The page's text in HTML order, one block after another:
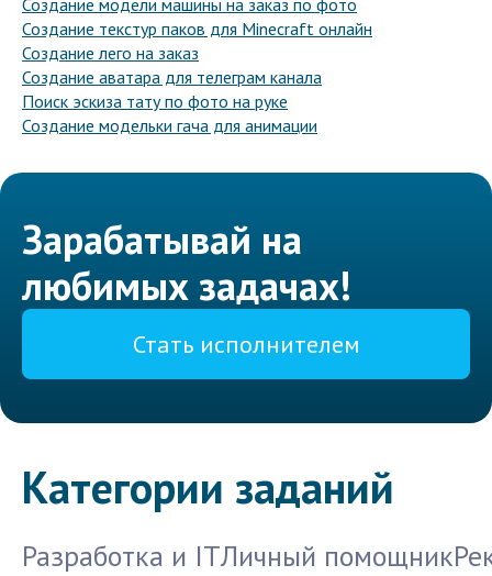
Создание модели машины на заказ по фото
Создание текстур паков для Minecraft онлайн
Создание лего на заказ
Создание аватара для телеграм канала
Поиск эскиза тату по фото на руке
Создание модельки гача для анимации
Зарабатывай на
любимых задачах!
Стать исполнителем
Категории заданий
Разработка и ITЛичный помощник